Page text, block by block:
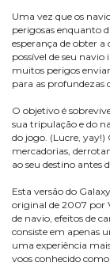
Uma vez que os
perigosas enquanto
esperança de obter
possível de seu
muitos perigos
para as profundezas
O objetivo é
sua tripulação e do
do jogo. (Lucre,
mercadorias,
ao seu destino antes
Esta versão do
original de 2007 por
de navio, efeitos de
consiste em apenas
uma experiência
voos conhecido